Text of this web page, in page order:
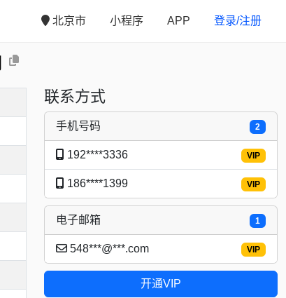
北京市 小程序 APP 登录/注册
联系方式
2
手机号码
VIP
192****3336
VIP
186****1399
1
电子邮箱
VIP
548***@***.com
开通VIP